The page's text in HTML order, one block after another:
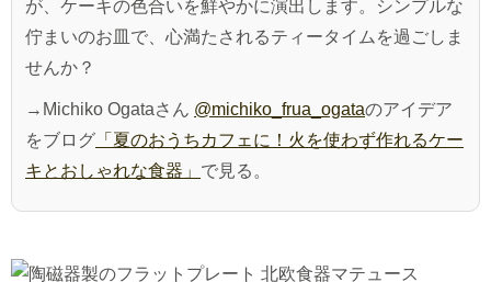
が、ケーキの色合いを鮮やかに演出します。シンプルな
佇まいのお皿で、心満たされるティータイムを過ごしま
せんか？
→Michiko Ogataさん @michiko_frua_ogataのアイデア
をブログ 「夏のおうちカフェに！火を使わず作れるケー
キとおしゃれな食器」 で見る。